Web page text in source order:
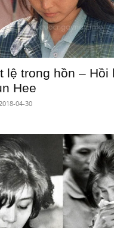
lệ trong hồn – Hồi
Hee
04-30